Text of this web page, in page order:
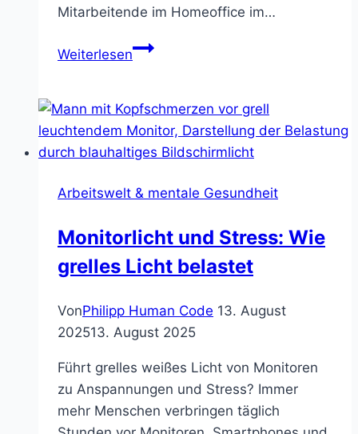
Mitarbeitende im Homeoffice im…
WeiterlesenHomeoffice
Was
die
Forschung
mentalen
sagt
Arbeitswelt & mentale Gesundheit
Monitorlicht und Stress: Wie
grelles Licht belastet
VonPhilipp Human Code 13. August
202513. August 2025
Führt grelles weißes Licht von Monitoren
zu Anspannungen und Stress? Immer
mehr Menschen verbringen täglich